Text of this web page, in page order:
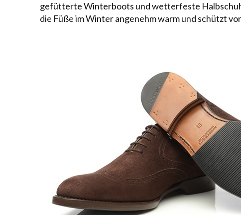
gefütterteWinterboots und wetterfeste
die Füße im Winter angenehm warm und schützt